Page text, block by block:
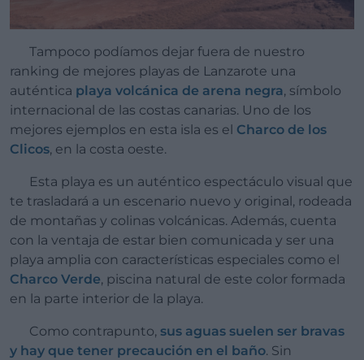
Tampoco podíamos dejar fuera de nuestro
ranking de mejores playas de Lanzarote una
auténtica playa volcánica de arena negra, símbolo
internacional de las costas canarias. Uno de los
mejores ejemplos en esta isla es el Charco de los
Clicos, en la costa oeste.
Esta playa es un auténtico espectáculo visual que
te trasladará a un escenario nuevo y original, rodeada
de montañas y colinas volcánicas. Además, cuenta
con la ventaja de estar bien comunicada y ser una
playa amplia con características especiales como el
Charco Verde, piscina natural de este color formada
en la parte interior de la playa.
Como contrapunto, sus aguas suelen ser bravas
y hay que tener precaución en el baño. Sin